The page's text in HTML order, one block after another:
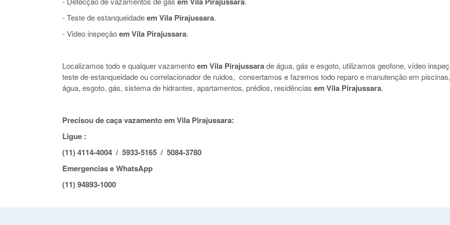
- Teste de estanqueidadeem Vila Pirajussara.
- Video inspeçãoem Vila Pirajussara.
Localizamos todo e qualquer vazamentoem Vila Pirajussarade água, gás e esgoto, utilizamos geofone, vídeo
teste de estanqueidade ou correlacionador de ruidos, consertamos e fazemos todo reparo e manutenção em piscinas,
água, esgoto, gás, sistema de hidrantes, apartamentos, prédios, residências em Vila Pirajussara.
Precisou de caça vazamento em Vila Pirajussara:
Ligue :
(11) 4114-4004 / 5933-5165 / 5084-3780
Emergencias e WhatsApp
(11) 94893-1000